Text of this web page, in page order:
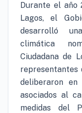
Durante el año
Lagos, el
desarrolló
climática
Ciudadana de
representantes
deliberaron
asociados al
medidas del